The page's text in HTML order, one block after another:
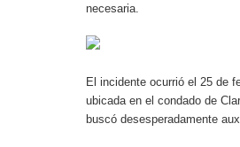
necesaria.
El incidente ocurrió el 25 de
ubicada en el condado de
buscó desesperadamente